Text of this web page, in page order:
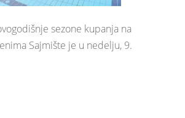
sezone kupanja na
Sajmište je u nedelju, 9.